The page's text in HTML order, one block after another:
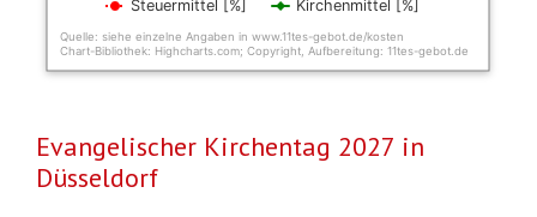
Steuermittel [%] Kirchenmittel [%]
Quelle: siehe einzelne Angaben in www.11tes-gebot.de/kosten
Chart-Bibliothek: Highcharts.com; Copyright, Aufbereitung: 11tes-gebot.de
Evangelischer Kirchentag 2027 in
Düsseldorf